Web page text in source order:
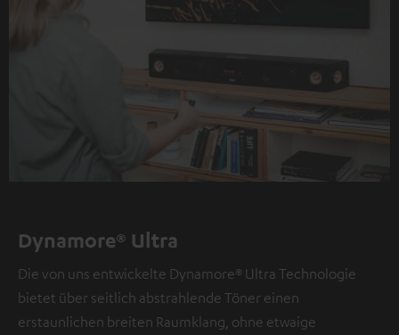
Dynamore® Ultra
Die von uns entwickelte Dynamore® Ultra Technologie
bietet über seitlich abstrahlende Töner einen
erstaunlichen breiten Raumklang, ohne etwaige